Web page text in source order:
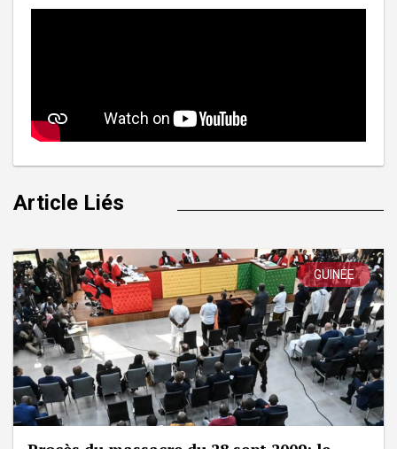
Article Liés
GUINÉE